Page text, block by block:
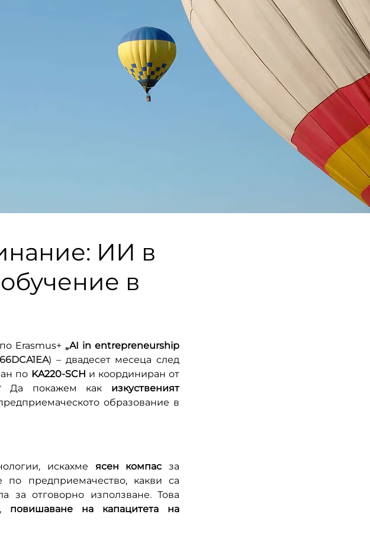
ИИ в
в
Erasmus+ „AI in entrepreneurship
) – двадесет месеца след
по KA220-SCH
Да покажем как изкуственият
образование в
искахме ясен компас за
по предприемачество, какви са
за отговорно използване. Това
повишаване на капацитета на